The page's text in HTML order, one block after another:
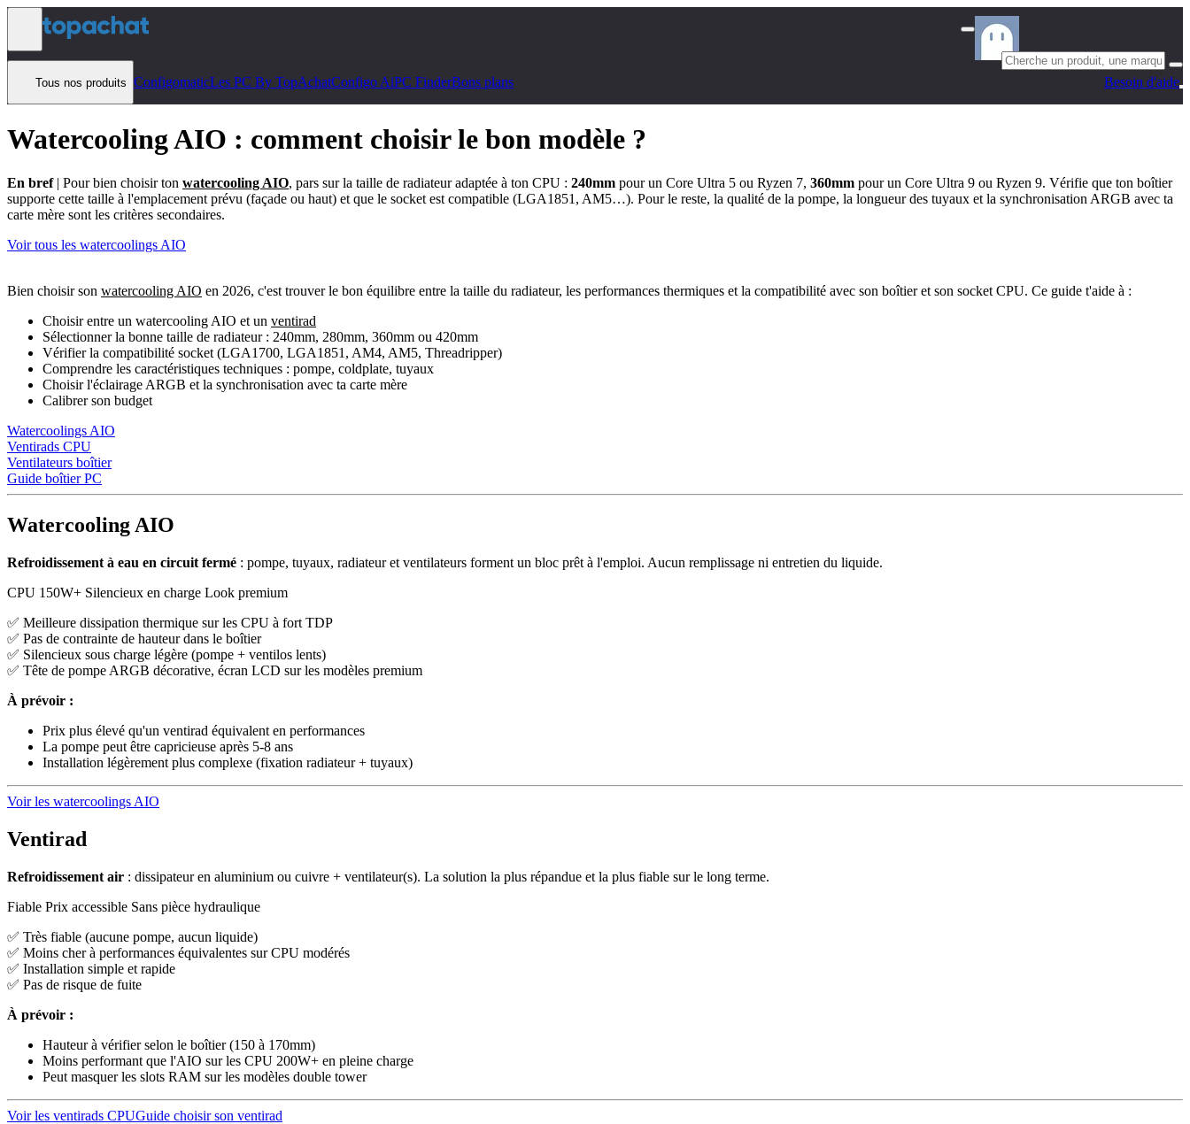
Aller au contenu
Tous nos produits ConfigomaticLes PC By TopAchatConfigo AiPC FinderBons plans Besoin d'aide
Watercooling AIO : comment choisir le bon modèle ?
En bref| Pour bien choisir ton watercooling AIO, pars sur la taille de radiateur adaptée à ton CPU : 240mm pour un Core Ultra 5 ou Ryzen 7, 360mm pour un Core Ultra 9 ou Ryzen 9. Vérifie que ton boîtier
supporte cette taille à l'emplacement prévu (façade ou haut) et que le socket est compatible (LGA1851, AM5…). Pour le reste, la qualité de la pompe, la longueur des tuyaux et la synchronisation ARGB avec ta
carte mère sont les critères secondaires.
Voir tous les watercoolings AIO
Bien choisir son watercooling AIO en 2026, c'est trouver le bon équilibre entre la taille du radiateur, les performances thermiques et la compatibilité avec son boîtier et son socket CPU. Ce guide t'aide à :
Choisir entre un watercooling AIO et un ventirad
Sélectionner la bonne taille de radiateur : 240mm, 280mm, 360mm ou 420mm
Vérifier la compatibilité socket (LGA1700, LGA1851, AM4, AM5, Threadripper)
Comprendre les caractéristiques techniques : pompe, coldplate, tuyaux
Choisir l'éclairage ARGB et la synchronisation avec ta carte mère
Calibrer son budget
Watercoolings AIO
Ventirads CPU
Ventilateurs boîtier
Guide boîtier PC
Watercooling AIO
Refroidissement à eau en circuit fermé : pompe, tuyaux, radiateur et ventilateurs forment un bloc prêt à l'emploi. Aucun remplissage ni entretien du liquide.
CPU 150W+ Silencieux en charge Look premium
✅ Meilleure dissipation thermique sur les CPU à fort TDP
✅ Pas de contrainte de hauteur dans le boîtier
✅ Silencieux sous charge légère (pompe + ventilos lents)
✅ Tête de pompe ARGB décorative, écran LCD sur les modèles premium
À prévoir :
Prix plus élevé qu'un ventirad équivalent en performances
La pompe peut être capricieuse après 5-8 ans
Installation légèrement plus complexe (fixation radiateur + tuyaux)
Voir les watercoolings AIO
Ventirad
Refroidissement air : dissipateur en aluminium ou cuivre + ventilateur(s). La solution la plus répandue et la plus fiable sur le long terme.
Fiable Prix accessible Sans pièce hydraulique
✅ Très fiable (aucune pompe, aucun liquide)
✅ Moins cher à performances équivalentes sur CPU modérés
✅ Installation simple et rapide
✅ Pas de risque de fuite
À prévoir :
Hauteur à vérifier selon le boîtier (150 à 170mm)
Moins performant que l'AIO sur les CPU 200W+ en pleine charge
Peut masquer les slots RAM sur les modèles double tower
Voir les ventirads CPUGuide choisir son ventirad